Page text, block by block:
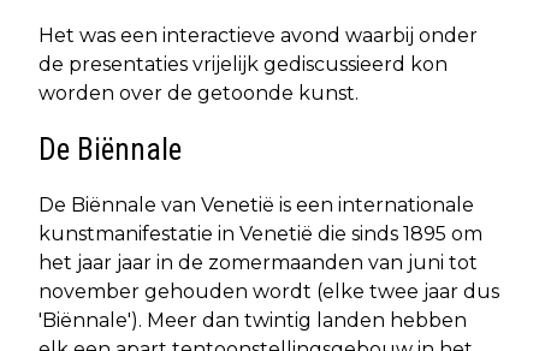
Het was een interactieve avond waarbij onder
de presentaties vrijelijk gediscussieerd kon
worden over de getoonde kunst.
De Biënnale
De Biënnale van Venetië is een internationale
kunstmanifestatie in Venetië die sinds 1895 om
het jaar jaar in de zomermaanden van juni tot
november gehouden wordt (elke twee jaar dus
'Biënnale'). Meer dan twintig landen hebben